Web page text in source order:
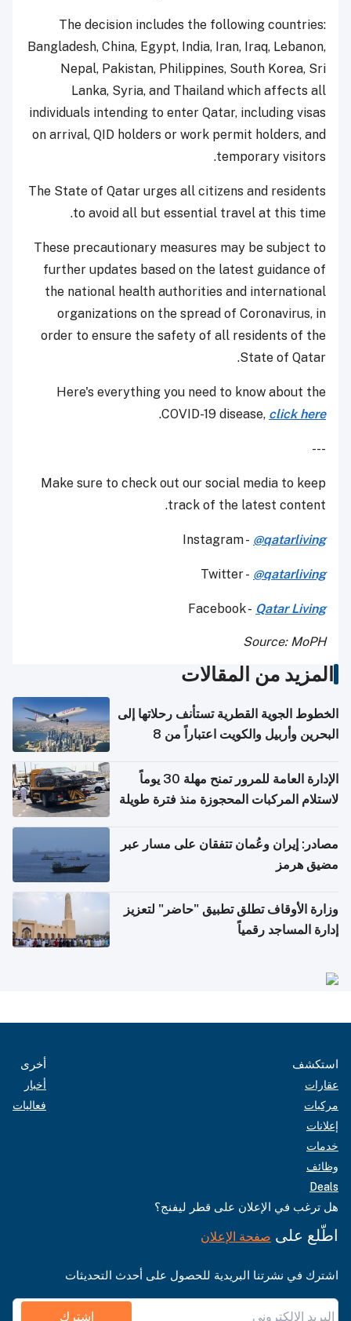
The decision includes the following countries:
Bangladesh, China, Egypt, India, Iran, Iraq, Lebanon,
Nepal, Pakistan, Philippines, South Korea, Sri
Lanka, Syria, and Thailand which affects all
individuals intending to enter Qatar, including visas
on arrival, QID holders or work permit holders, and
temporary visitors.
The State of Qatar urges all citizens and residents
to avoid all but essential travel at this time.
These precautionary measures may be subject to
further updates based on the latest guidance of
the national health authorities and international
organizations on the spread of Coronavirus, in
order to ensure the safety of all residents of the
State of Qatar.
Here's everything you need to know about the
COVID-19 disease, click here
.
---
Make sure to check out our social media to keep
track of the latest content.
Instagram - @qatarliving
Twitter - @qatarliving
Facebook - Qatar Living
Source: MoPH
المزيد من المقالات
الخطوط الجوية القطرية تستأنف رحلاتها إلى
البحرين وأربيل والكويت اعتباراً من 8
الإدارة العامة للمرور تمنح مهلة 30 يوماً
لاستلام المركبات المحجوزة منذ فترة طويلة
مصادر: إيران وعُمان تتفقان على مسار عبر
مضيق هرمز
وزارة الأوقاف تطلق تطبيق "حاضر" لتعزيز
إدارة المساجد رقمياً
استكشف
عقارات
مركبات
إعلانات
خدمات
وظائف
Deals
أخرى
أخبار
فعاليات
هل ترغب في الإعلان على قطر ليفنج؟
اطّلع على صفحة الإعلان
اشترك في نشرتنا البريدية للحصول على أحدث التحديثات
اشترك